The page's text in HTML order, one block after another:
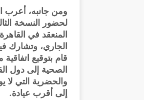
ومن جانبه، أعرب
الجاري، وتشارك
قام بتوقيع
الصحية إلى دول
والحضرية التي
إلى أقرب عيادة.